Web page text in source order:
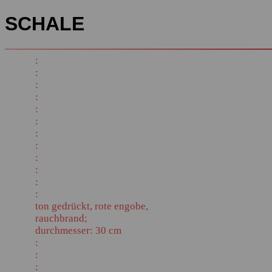
SCHALE
:
:
:
:
:
:
:
:
:
:
:
:
ton gedrückt, rote engobe,
rauchbrand;
durchmesser: 30 cm
:
:
: